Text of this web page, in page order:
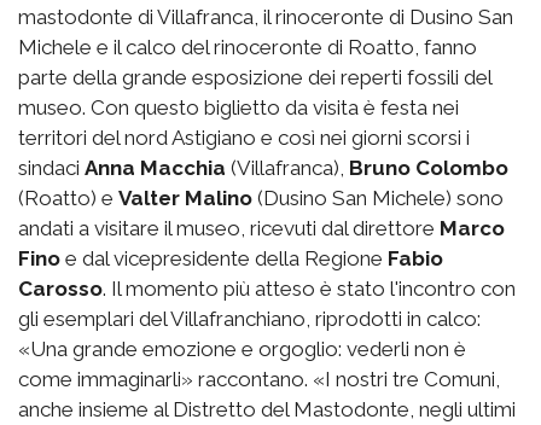
mastodonte di Villafranca, il rinoceronte di Dusino San
Michele e il calco del rinoceronte di Roatto, fanno
parte della grande esposizione dei reperti fossili del
museo. Con questo biglietto da visita è festa nei
territori del nord Astigiano e così nei giorni scorsi i
sindaci Anna Macchia (Villafranca), Bruno Colombo
(Roatto) e Valter Malino (Dusino San Michele) sono
andati a visitare il museo, ricevuti dal direttore Marco
Fino e dal vicepresidente della Regione Fabio
Carosso. Il momento più atteso è stato l'incontro con
gli esemplari del Villafranchiano, riprodotti in calco:
«Una grande emozione e orgoglio: vederli non è
come immaginarli» raccontano. «I nostri tre Comuni,
anche insieme al Distretto del Mastodonte, negli ultimi